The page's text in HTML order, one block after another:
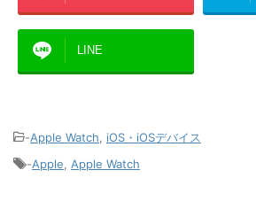
LINE
-Apple Watch, iOS・iOSデバイス
-Apple, Apple Watch